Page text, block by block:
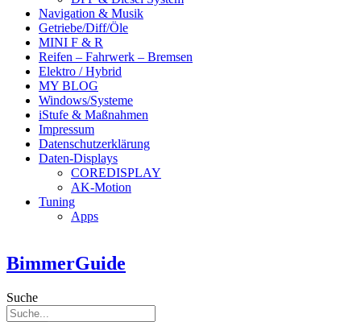
Navigation & Musik
Getriebe/Diff/Öle
MINI F & R
Reifen – Fahrwerk – Bremsen
Elektro / Hybrid
MY BLOG
Windows/Systeme
iStufe & Maßnahmen
Impressum
Datenschutzerklärung
Daten-Displays
COREDISPLAY
AK-Motion
Tuning
Apps
BimmerGuide
Suche